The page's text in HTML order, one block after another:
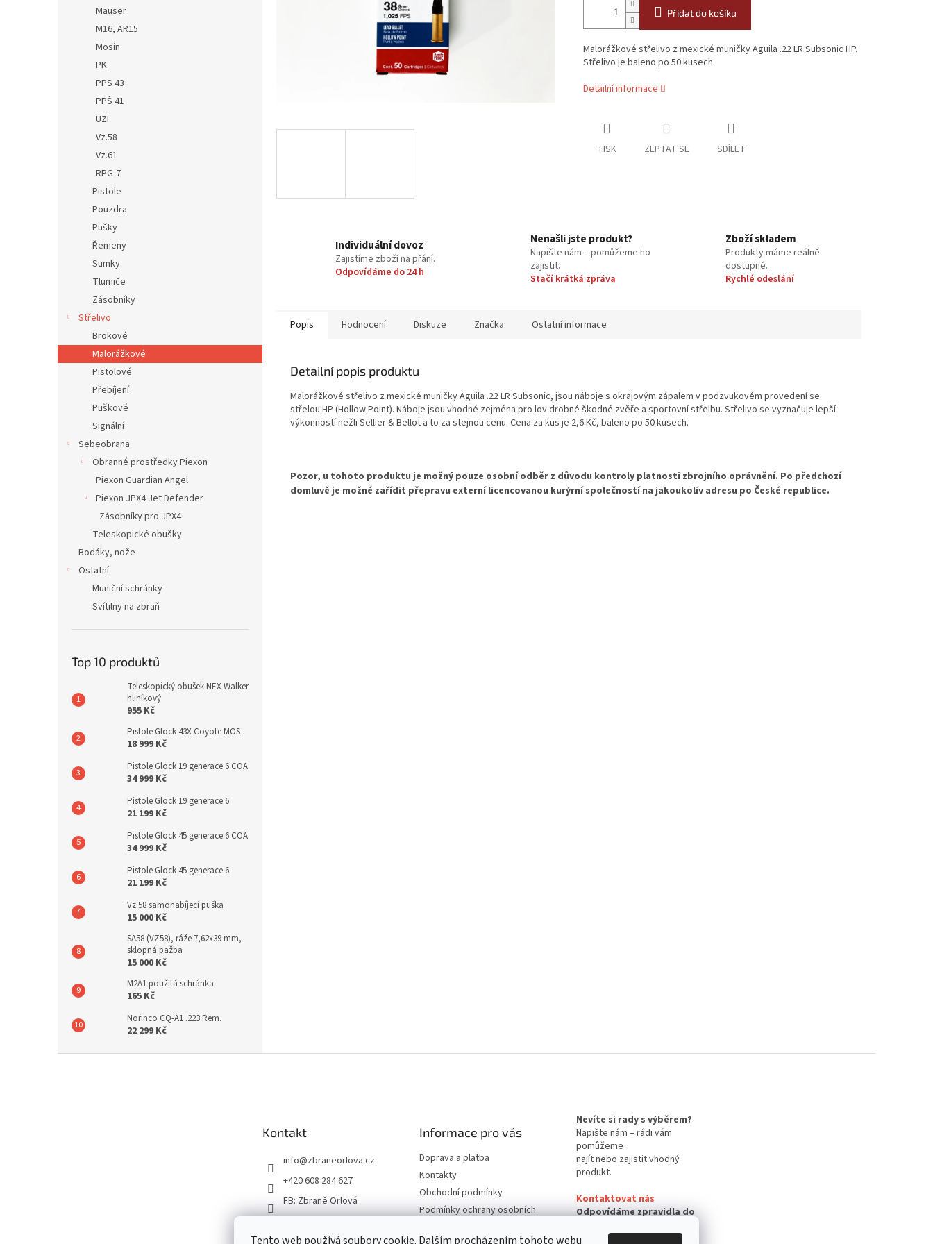
Tento web používá soubory cookie. Dalším procházením tohoto webu
Mauser
M16, AR15
Mosin
PK
PPS 43
PPŠ 41
UZI
Vz.58
Vz.61
RPG-7
Pistole
Pouzdra
Pušky
Řemeny
Sumky
Tlumiče
Zásobníky
Střelivo
Brokové
Malorážkové
Pistolové
Přebíjení
Puškové
Signální
Sebeobrana
Obranné prostředky Piexon
Piexon Guardian Angel
Piexon JPX4 Jet Defender
Zásobníky pro JPX4
Teleskopické obušky
Bodáky, nože
Ostatní
Muniční schránky
Svítilny na zbraň
Top 10 produktů
Teleskopický obušek NEX Walker
hliníkový
955 Kč
Pistole Glock 43X Coyote MOS
18 999 Kč
Pistole Glock 19 generace 6 COA
34 999 Kč
Pistole Glock 19 generace 6
21 199 Kč
Pistole Glock 45 generace 6 COA
34 999 Kč
Pistole Glock 45 generace 6
21 199 Kč
Vz.58 samonabíjecí puška
15 000 Kč
SA58 (VZ58), ráže 7,62x39 mm,
sklopná pažba
15 000 Kč
M2A1 použitá schránka
165 Kč
Norinco CQ-A1 .223 Rem.
22 299 Kč
Přidat do košíku
Malorážkové střelivo z mexické muničky Aguila .22 LR Subsonic HP.
Střelivo je baleno po 50 kusech.
Detailní informace
TISK ZEPTAT SE SDÍLET
Individuální dovoz
Zajistíme zboží na přání.
Odpovídáme do 24 h
Nenašli jste produkt?
Napište nám – pomůžeme ho
zajistit.
Stačí krátká zpráva
Zboží skladem
Produkty máme reálně
dostupné.
Rychlé odeslání
Popis Hodnocení Diskuze Značka Ostatní informace
Detailní popis produktu
Malorážkové střelivo z mexické muničky Aguila .22 LR Subsonic, jsou náboje s okrajovým zápalem v podzvukovém provedení se
střelou HP (Hollow Point). Náboje jsou vhodné zejména pro lov drobné škodné zvěře a sportovní střelbu. Střelivo se vyznačuje lepší
výkonností nežli Sellier & Bellot a to za stejnou cenu. Cena za kus je 2,6 Kč, baleno po 50 kusech.
Pozor, u tohoto produktu je možný pouze osobní odběr z důvodu kontroly platnosti zbrojního oprávnění. Po předchozí
domluvě je možné zařídit přepravu externí licencovanou kurýrní společností na jakoukoliv adresu po České republice.
Kontakt
info@zbraneorlova.cz
+420 608 284 627
FB: Zbraně Orlová
Informace pro vás
Doprava a platba
Kontakty
Obchodní podmínky
Podmínky ochrany osobních
Reklamační řád
Nevíte si rady s výběrem?
Napište nám – rádi vám
pomůžeme
najít nebo zajistit vhodný
produkt.
Kontaktovat nás
Odpovídáme zpravidla do